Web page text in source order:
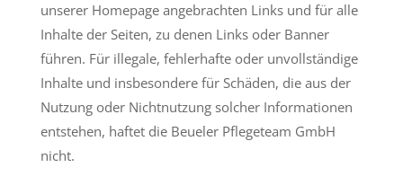
unserer Homepage angebrachten Links und für alle
Inhalte der Seiten, zu denen Links oder Banner
führen. Für illegale, fehlerhafte oder unvollständige
Inhalte und insbesondere für Schäden, die aus der
Nutzung oder Nichtnutzung solcher Informationen
entstehen, haftet die Beueler Pflegeteam GmbH
nicht.